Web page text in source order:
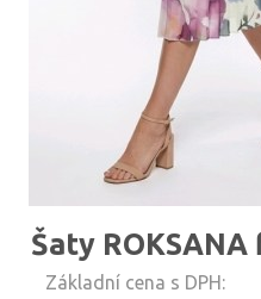
Šaty
Základní cena s DPH: